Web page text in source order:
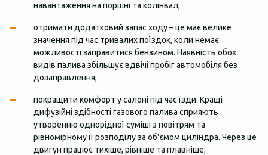
навантаження на поршні та колінвал;
отримати додатковий запас ходу – це має велике
значення під час тривалих поїздок, коли немає
можливості заправитися бензином. Наявність обох
видів палива збільшує вдвічі пробіг автомобіля без
дозаправлення;
покращити комфорт у салоні під час їзди. Кращі
дифузійні здібності газового палива сприяють
утворенню однорідної суміші з повітрям та
рівномірному її розподілу за об'ємом циліндра. Через це
двигун працює тихіше, рівніше та плавніше;